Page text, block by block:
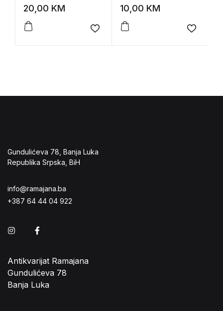
Masovna kultura
20,00 KM
Add to wishlist
Henryju Milleru)
10,00 KM
Add to
Gundulićeva 78, Banja Luka
Republika Srpska, BiH
info@ramajana.ba
+387 64 44 04 922
Instagram
Antikvarijat Ramajana
Gundulićeva 78
Banja Luka